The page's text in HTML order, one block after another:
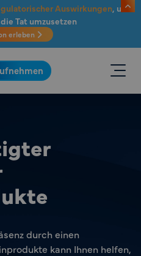
Auswirkungen, um
Tat umzusetzen
erleben
durch einen
kann Ihnen helfen,